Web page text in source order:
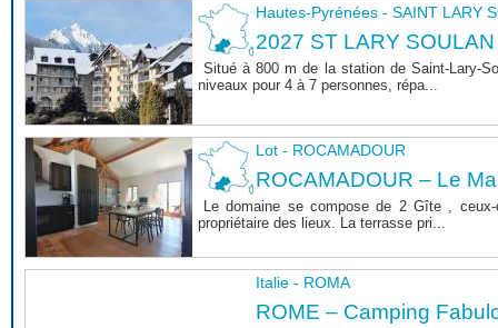
Hautes-Pyrénées - SAINT LARY
2027 ST LARY SOULAN
Situé à 800 m de la station de Saint-Lary-
niveaux pour 4 à 7 personnes, répa...
Lot - ROCAMADOUR
ROCAMADOUR – Le
Le domaine se compose de 2 Gîte ,
propriétaire des lieux. La terrasse pri...
Italie - ROMA
ROME – Camping